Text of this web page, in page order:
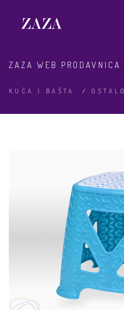
ZAZA WEB PRODAVNICA
KUĆA I BAŠTA / OSTALO